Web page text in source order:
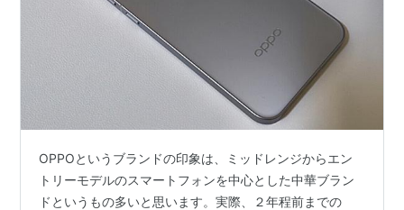
OPPOというブランドの印象は、ミッドレンジからエン
トリーモデルのスマートフォンを中心とした中華ブラン
ドというもの多いと思います。実際、２年程前までの